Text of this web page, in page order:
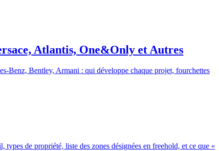
Atlantis, One&Only et Autres
Benz, Bentley, Armani : qui développe chaque projet, fourchettes
de propriété, liste des zones désignées en freehold, et ce que «